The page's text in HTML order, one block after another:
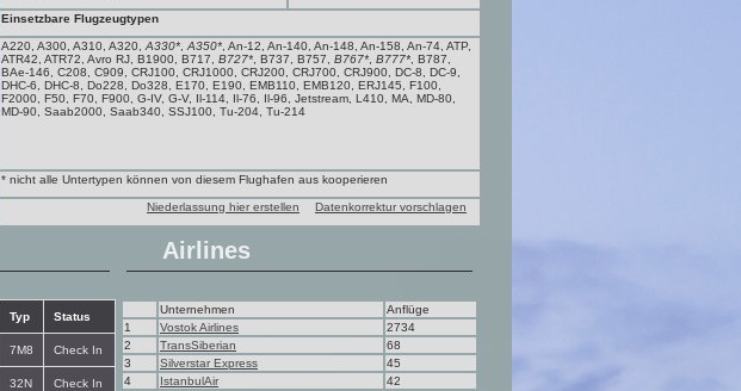
Einsetzbare Flugzeugtypen
A220, A300, A310, A320, A330* A350* , An-12, An-140, An-148, An-158, An-74, ATP,
ATR42, ATR72, Avro RJ, B1900, B717, B727* , B737, B757, B767* B777* , B787,
BAe-146, C208, C909, CRJ100, CRJ1000, CRJ200, CRJ700, CRJ900, DC-8, DC-9,
DHC-6, DHC-8, Do228, Do328, E170, E190, EMB110, EMB120, ERJ145, F100,
F2000, F50, F70, F900, G-IV, G-V, Il-114, Il-76, Il-96, Jetstream, L410, MA, MD-80,
MD-90, Saab2000, Saab340, SSJ100, Tu-204, Tu-214
* nicht alle Untertypen können von diesem Flughafen aus kooperieren
Niederlassung hier erstellen Datenkorrektur vorschlagen
Typ Status
7M8 Check In
32N Check In
Airlines
Unternehmen
Anflüge
1
Vostok Airlines
2734
2
TransSiberian
68
3
Silverstar Express
45
4
IstanbulAir
42